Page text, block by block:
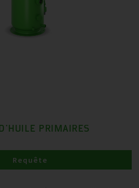
PRIMAIRES
Requête